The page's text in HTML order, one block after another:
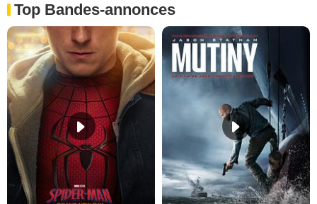
Top Bandes-annonces